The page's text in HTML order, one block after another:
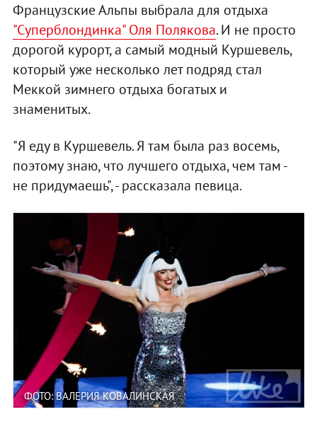
Французские Альпы выбрала для отдыха
"Суперблондинка" Оля Полякова. И не просто
дорогой курорт, а самый модный Куршевель,
который уже несколько лет подряд стал
Меккой зимнего отдыха богатых и
знаменитых.
"Я еду в Куршевель. Я там была раз восемь,
поэтому знаю, что лучшего отдыха, чем там -
не придумаешь", - рассказала певица.
ФОТО: ВАЛЕРИЯ КОВАЛИНСКАЯ